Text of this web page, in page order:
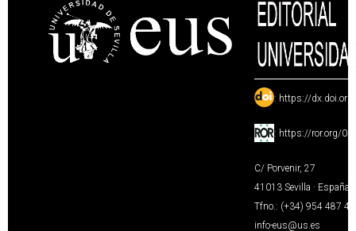
: https://
: https://ror.org/
C/ Porvenir, 27
41013 Sevilla · España
Tfno.: (+34) 954 487
info-eus@us.es